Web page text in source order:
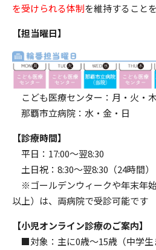
を受けられる体制を維持すること
【担当曜日】
こども医療センター：月・火・
那覇市立病院：水・金・日
【診療時間】
平日：17:00～翌8:30
土日祝：8:30～翌8:30（24時間）
※ゴールデンウィークや年末年
以上）は、両病院で受診可能です
【小児オンライン診療のご案内】
■対象：主に0歳～15歳（中学生